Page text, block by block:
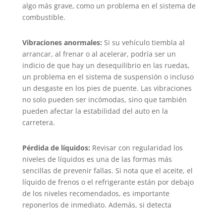
algo más grave, como un problema en el sistema de
combustible.
Vibraciones anormales: Si su vehículo tiembla al
arrancar, al frenar o al acelerar, podría ser un
indicio de que hay un desequilibrio en las ruedas,
un problema en el sistema de suspensión o incluso
un desgaste en los pies de puente. Las vibraciones
no solo pueden ser incómodas, sino que también
pueden afectar la estabilidad del auto en la
carretera.
Pérdida de líquidos: Revisar con regularidad los
niveles de líquidos es una de las formas más
sencillas de prevenir fallas. Si nota que el aceite, el
líquido de frenos o el refrigerante están por debajo
de los niveles recomendados, es importante
reponerlos de inmediato. Además, si detecta